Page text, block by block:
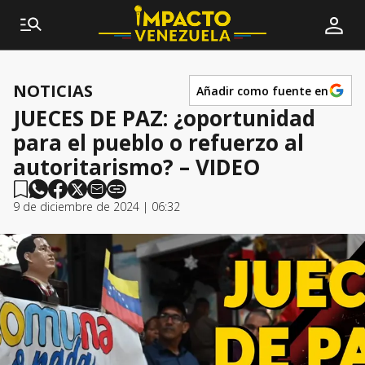
NOTICIAS Añadir como fuente en
JUECES DE PAZ: ¿oportunidad
para el pueblo o refuerzo al
autoritarismo? – VIDEO
9 de diciembre de 2024 | 06:32